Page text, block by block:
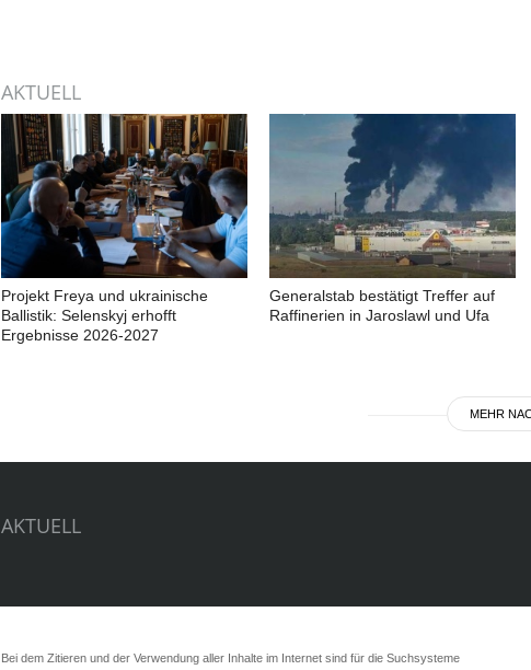
AKTUELL
Projekt Freya und ukrainische
Ballistik: Selenskyj erhofft
Ergebnisse 2026-2027
Generalstab bestätigt Treffer auf
Raffinerien in Jaroslawl und Ufa
MEHR
AKTUELL
Bei dem Zitieren und der Verwendung aller Inhalte im Internet sind für die Suchsysteme